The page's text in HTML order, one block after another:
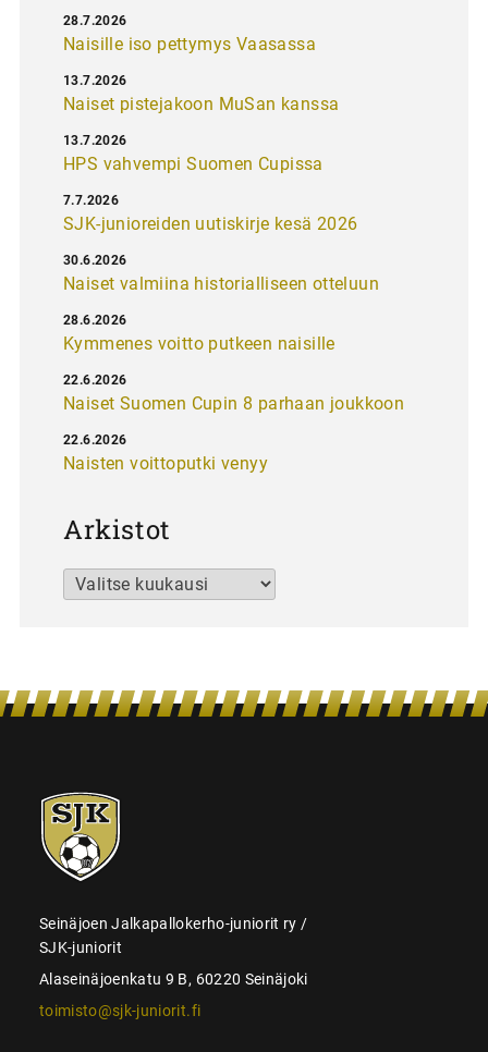
Naisille iso pettymys Vaasassa
28.7.2026
Naiset pistejakoon MuSan kanssa
13.7.2026
HPS vahvempi Suomen Cupissa
13.7.2026
SJK-junioreiden uutiskirje kesä 2026
7.7.2026
Naiset valmiina historialliseen otteluun
30.6.2026
Kymmenes voitto putkeen naisille
28.6.2026
Naiset Suomen Cupin 8 parhaan joukkoon
22.6.2026
Naisten voittoputki venyy
22.6.2026
Arkistot
Arkistot
SJK-
juniorit
Seinäjoen Jalkapallokerho-juniorit ry /
SJK-juniorit
Alaseinäjoenkatu 9 B, 60220 Seinäjoki
toimisto@sjk-juniorit.fi